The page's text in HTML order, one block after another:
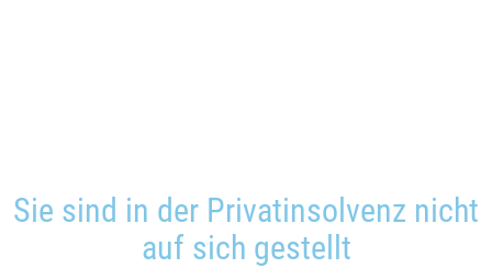
Sie sind in der Privatinsolvenz nicht
auf sich gestellt